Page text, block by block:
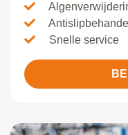
Snelle service